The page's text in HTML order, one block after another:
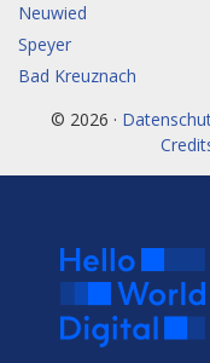
Neuwied
Speyer
Bad Kreuznach
© 2026 ·